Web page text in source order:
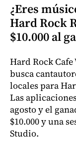
¿Eres
Hard Rock
$10.000 al
Hard Rock
busca
locales para
Las
agosto y el
$10.000 y una
Studio.